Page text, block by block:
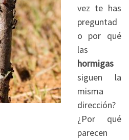
vez te has
preguntad
o por qué
las
hormigas
siguen la
misma
dirección?
¿Por qué
parecen